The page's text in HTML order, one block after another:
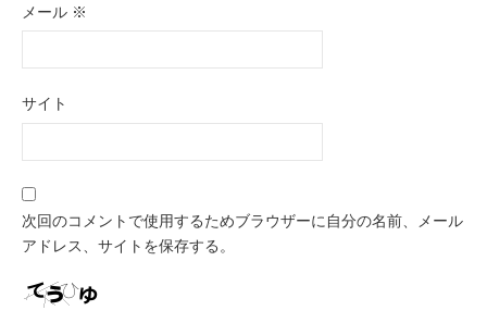
メール ※
サイト
次回のコメントで使用するためブラウザーに自分の名前、メール
アドレス、サイトを保存する。